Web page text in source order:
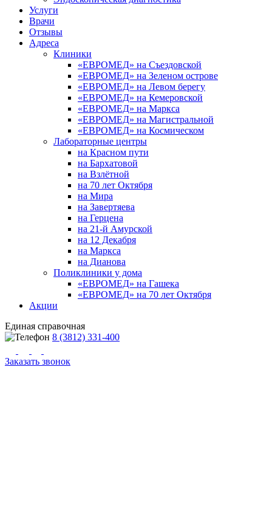
Услуги
Врачи
Отзывы
Адреса
Клиники
«ЕВРОМЕД» на Съездовской
«ЕВРОМЕД» на Зеленом острове
«ЕВРОМЕД» на Левом берегу
«ЕВРОМЕД» на Кемеровской
«ЕВРОМЕД» на Маркса
«ЕВРОМЕД» на Магистральной
«ЕВРОМЕД» на Космическом
Лабораторные центры
на Красном пути
на Бархатовой
на Взлётной
на 70 лет Октября
на Мира
на Завертяева
на Герцена
на 21-й Амурской
на 12 Декабря
на Маркса
на Дианова
Поликлиники у дома
«ЕВРОМЕД» на Гашека
«ЕВРОМЕД» на 70 лет Октября
Акции
Единая справочная
8 (3812) 331-400
Заказать звонок